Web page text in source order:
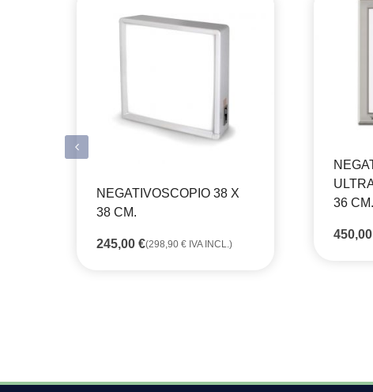
NEGATIVOSCOPIO 38 X
38 CM.
245,00 €(298,90 € IVA INCL.)
36 CM.
450,00